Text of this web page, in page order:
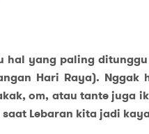
hal yang paling
Hari Raya).
om, atau tante juga
saat Lebaran kita jadi